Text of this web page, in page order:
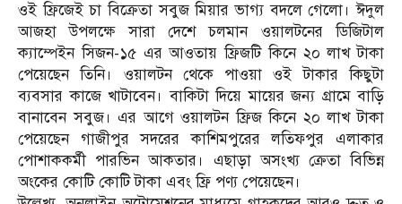
ওই ফ্রিজেই চা বিক্রেতা সবুজ মিয়ার ভাগ্য বদলে গেলো। ঈদুল
আজহা উপলক্ষে সারা দেশে চলমান ওয়ালটনের ডিজিটাল
ক্যাম্পেইন সিজন-১৫ এর আওতায় ফ্রিজটি কিনে ২০ লাখ টাকা
পেয়েছেন তিনি। ওয়ালটন থেকে পাওয়া ওই টাকার কিছুটা
ব্যবসার কাজে খাটাবেন। বাকিটা দিয়ে মায়ের জন্য গ্রামে বাড়ি
বানাবেন সবুজ। এর আগে ওয়ালটন ফ্রিজ কিনে ২০ লাখ টাকা
পেয়েছেন গাজীপুর সদরের কাশিমপুরের লতিফপুর এলাকার
পোশাককর্মী পারভিন আকতার। এছাড়া অসংখ্য ক্রেতা বিভিন্ন
অংকের কোটি কোটি টাকা এবং ফ্রি পণ্য পেয়েছেন।